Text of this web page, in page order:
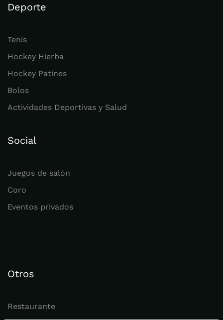
Deporte
Tenis
Hockey Hierba
Hockey Patines
Bolos
Actividades Deportivas y Salud
Social
Juegos de salón
Coro
Eventos privados
Otros
Restaurante